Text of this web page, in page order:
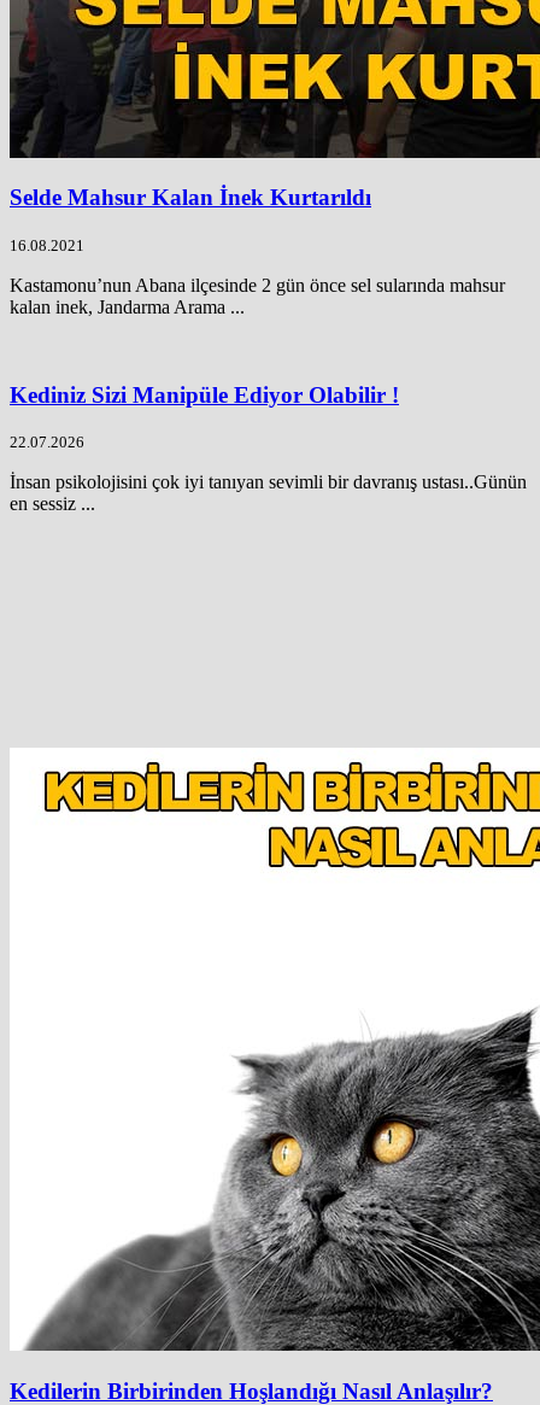
Selde Mahsur Kalan İnek Kurtarıldı
16.08.2021
Kastamonu’nun Abana ilçesinde 2 gün önce sel sularında mahsur
kalan inek, Jandarma Arama ...
Kediniz Sizi Manipüle Ediyor Olabilir !
22.07.2026
İnsan psikolojisini çok iyi tanıyan sevimli bir davranış ustası..Günün
en sessiz ...
Kedilerin Birbirinden Hoşlandığı Nasıl Anlaşılır?